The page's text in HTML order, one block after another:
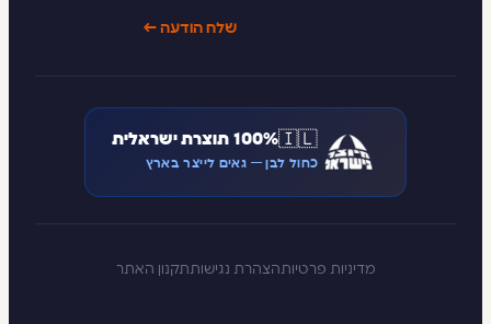
שלח הודעה ←
🇮🇱100% תוצרת ישראלית
כחול לבן — גאים לייצר בארץ
מדיניות פרטיותהצהרת נגישותתקנון האתר